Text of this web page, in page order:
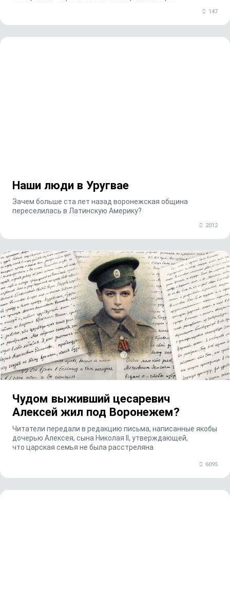
147
Наши люди в Уругвае
Зачем больше ста лет назад воронежская община
переселилась в Латинскую Америку?
2012
Чудом выживший цесаревич
Алексей жил под Воронежем?
Читатели передали в редакцию письма, написанные якобы
дочерью Алексея, сына Николая II, утверждающей,
что царская семья не была расстреляна
6095